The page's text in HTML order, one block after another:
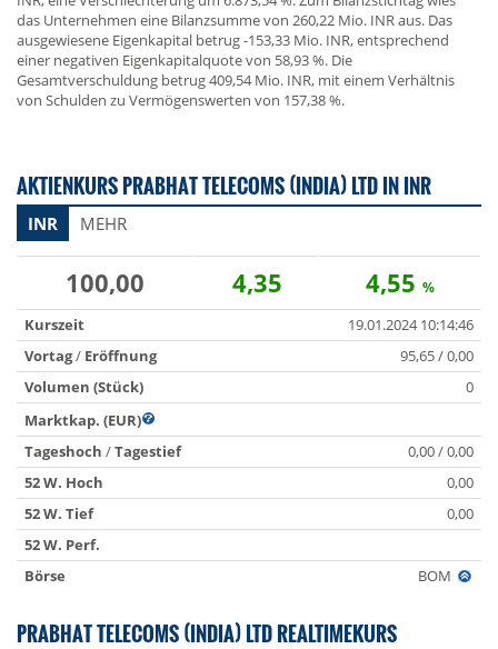
das Unternehmen eine Bilanzsumme von 260,22 Mio. INR aus. Das
ausgewiesene Eigenkapital betrug -153,33 Mio. INR, entsprechend
einer negativen Eigenkapitalquote von 58,93 %. Die
Gesamtverschuldung betrug 409,54 Mio. INR, mit einem Verhältnis
von Schulden zu Vermögenswerten von 157,38 %.
AKTIENKURS PRABHAT TELECOMS (INDIA) LTD IN INR
INR MEHR
100,00 4,35 4,55 %
Kurszeit
19.01.2024 10:14:46
Vortag/ Eröffnung
95,65 / 0,00
Volumen (Stück)
0
Marktkap. (EUR)
Tageshoch /Tagestief
0,00 / 0,00
52 W. Hoch
0,00
52 W. Tief
0,00
52 W. Perf.
Börse
BOM
PRABHAT TELECOMS (INDIA) LTD REALTIMEKURS